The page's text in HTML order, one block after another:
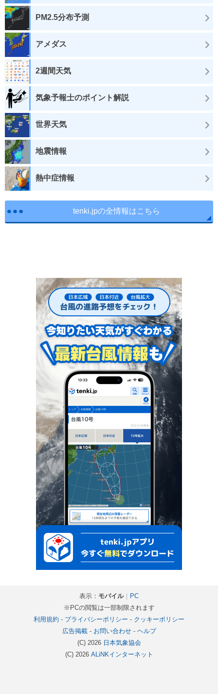
PM2.5分布予測
アメダス
2週間天気
気象予報士のポイント解説
世界天気
地震情報
熱中症情報
tenki.jpの全情報はこちら
表示： モバイル｜ PC
※PCの閲覧は一部制限されます
利用規約 - プライバシーポリシー - クッキーポリシー
広告掲載- お問い合わせ- ヘルプ
(C) 2026 日本気象協会
(C) 2026 ALiNKインターネット